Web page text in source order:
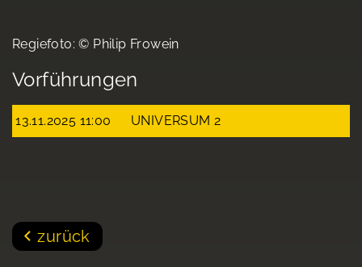
Regiefoto: © Philip Frowein
Vorführungen
13.11.2025 11:00 UNIVERSUM 2
zurück